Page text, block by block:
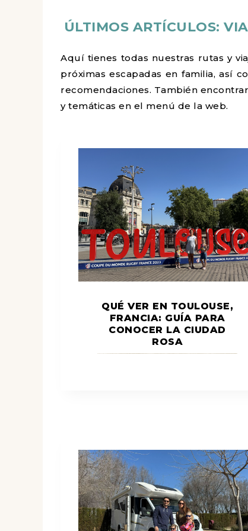
ÚLTIMOS ARTÍCULOS:
Aquí tienes todas nuestras rutas y
próximas escapadas en familia, así
recomendaciones. También
y temáticas en el menú de la web.
QUÉ VER EN TOULOUSE,
FRANCIA: GUÍA PARA
CONOCER LA CIUDAD
ROSA